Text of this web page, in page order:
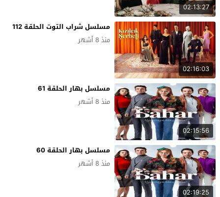
02:13:27
02:16:03
مسلسل شراب التوت الحلقة 112
منذ 8 أشهر
02:15:56
مسلسل بهار الحلقة 61
منذ 8 أشهر
02:19:25
مسلسل بهار الحلقة 60
منذ 8 أشهر